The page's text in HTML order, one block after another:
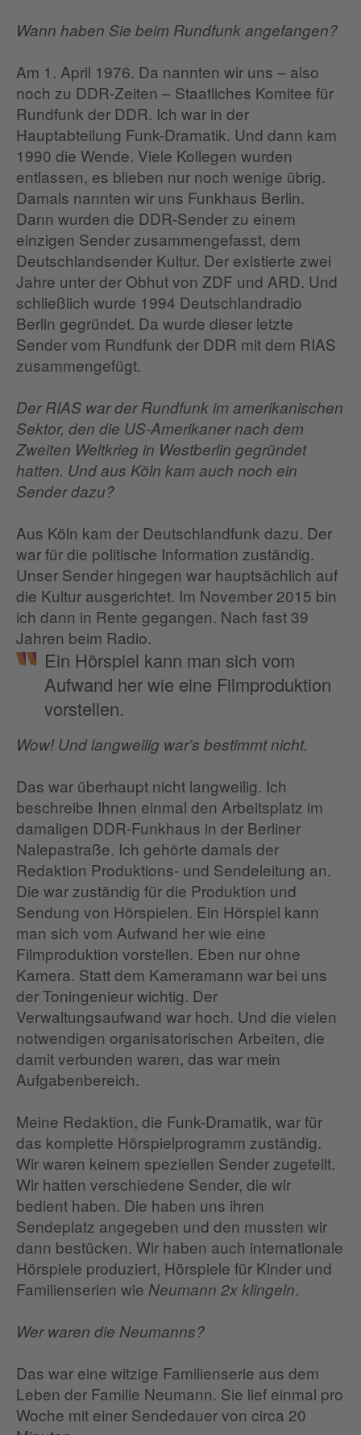
Wann haben Sie beim Rundfunk angefangen?
Am 1. April 1976. Da nannten wir uns – also
noch zu DDR-Zeiten – Staatliches Komitee für
Rundfunk der DDR. Ich war in der
Hauptabteilung Funk-Dramatik. Und dann kam
1990 die Wende. Viele Kollegen wurden
entlassen, es blieben nur noch wenige übrig.
Damals nannten wir uns Funkhaus Berlin.
Dann wurden die DDR-Sender zu einem
einzigen Sender zusammengefasst, dem
Deutschlandsender Kultur. Der existierte zwei
Jahre unter der Obhut von ZDF und ARD. Und
schließlich wurde 1994 Deutschlandradio
Berlin gegründet. Da wurde dieser letzte
Sender vom Rundfunk der DDR mit dem RIAS
zusammengefügt.
Der RIAS war der Rundfunk im amerikanischen
Sektor, den die US-Amerikaner nach dem
Zweiten Weltkrieg in Westberlin gegründet
hatten. Und aus Köln kam auch noch ein
Sender dazu?
Aus Köln kam der Deutschlandfunk dazu. Der
war für die politische Information zuständig.
Unser Sender hingegen war hauptsächlich auf
die Kultur ausgerichtet. Im November 2015 bin
ich dann in Rente gegangen. Nach fast 39
Jahren beim Radio.
Ein Hörspiel kann man sich vom
Aufwand her wie eine Filmproduktion
vorstellen.
Wow! Und langweilig war’s bestimmt nicht.
Das war überhaupt nicht langweilig. Ich
beschreibe Ihnen einmal den Arbeitsplatz im
damaligen DDR-Funkhaus in der Berliner
Nalepastraße. Ich gehörte damals der
Redaktion Produktions- und Sendeleitung an.
Die war zuständig für die Produktion und
Sendung von Hörspielen. Ein Hörspiel kann
man sich vom Aufwand her wie eine
Filmproduktion vorstellen. Eben nur ohne
Kamera. Statt dem Kameramann war bei uns
der Toningenieur wichtig. Der
Verwaltungsaufwand war hoch. Und die vielen
notwendigen organisatorischen Arbeiten, die
damit verbunden waren, das war mein
Aufgabenbereich.
Meine Redaktion, die Funk-Dramatik, war für
das komplette Hörspielprogramm zuständig.
Wir waren keinem speziellen Sender zugeteilt.
Wir hatten verschiedene Sender, die wir
bedient haben. Die haben uns ihren
Sendeplatz angegeben und den mussten wir
dann bestücken. Wir haben auch internationale
Hörspiele produziert, Hörspiele für Kinder und
Familienserien wie Neumann 2x klingeln.
Wer waren die Neumanns?
Das war eine witzige Familienserie aus dem
Leben der Familie Neumann. Sie lief einmal pro
Woche mit einer Sendedauer von circa 20